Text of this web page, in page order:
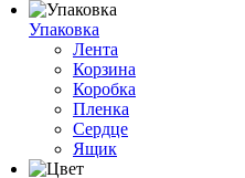
Упаковка
Лента
Корзина
Коробка
Пленка
Сердце
Ящик